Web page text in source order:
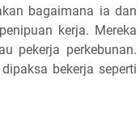
bagaimana ia dan
kerja. Mereka
pekerja perkebunan.
bekerja seperti